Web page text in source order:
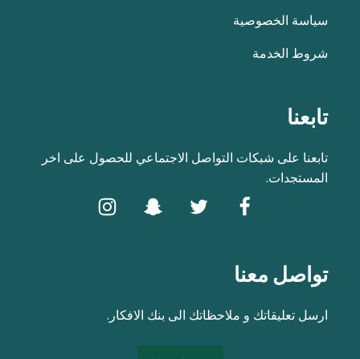
سياسة الخصوصية
شروط الخدمة
تابعنا
تابعنا على شبكات التواصل الاجتماعي للحصول على اخر
المستجدات.
تواصل معنا
ارسل تعليقاتك و ملاحظاتك الى بنك الافكار.